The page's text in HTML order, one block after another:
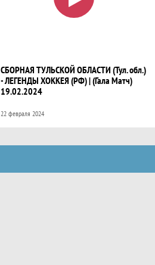
СБОРНАЯ ТУЛЬСКОЙ ОБЛАСТИ (Тул. обл.)
- ЛЕГЕНДЫ ХОККЕЯ (РФ) | (Гала Матч)
19.02.2024
22 февраля 2024